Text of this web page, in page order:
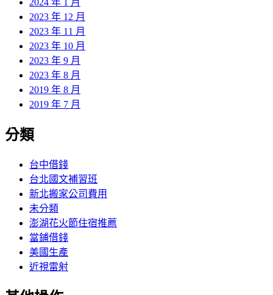
2024 年 1 月
2023 年 12 月
2023 年 11 月
2023 年 10 月
2023 年 9 月
2023 年 8 月
2019 年 8 月
2019 年 7 月
分類
台中借錢
台北國文補習班
新北搬家公司費用
未分類
澎湖花火節住宿推薦
當鋪借錢
美國生產
近視雷射